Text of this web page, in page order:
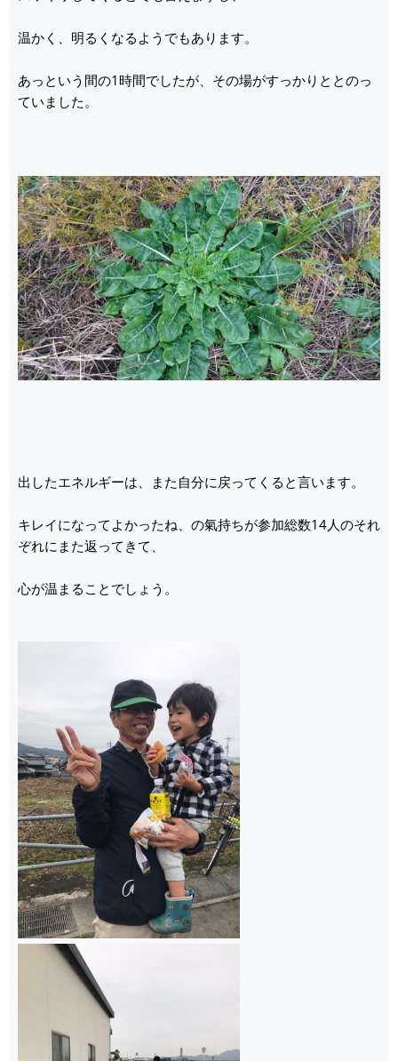
温かく、明るくなるようでもあります。
あっという間の1時間でしたが、その場がすっかりととのっ
ていました。
出したエネルギーは、また自分に戻ってくると言います。
キレイになってよかったね、の氣持ちが参加総数14人のそれ
ぞれにまた返ってきて、
心が温まることでしょう。